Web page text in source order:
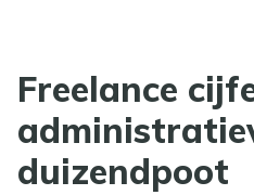
Freelance
duizendpoot